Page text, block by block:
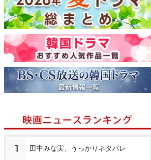
1 田中みな実、うっかりネタバレ